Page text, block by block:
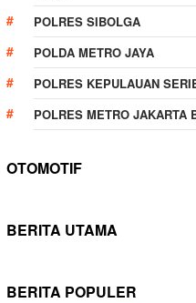
POLRES SIBOLGA
POLDA METRO JAYA
POLRES KEPULAUAN
POLRES METRO JAKARTA
OTOMOTIF
BERITA UTAMA
BERITA POPULER